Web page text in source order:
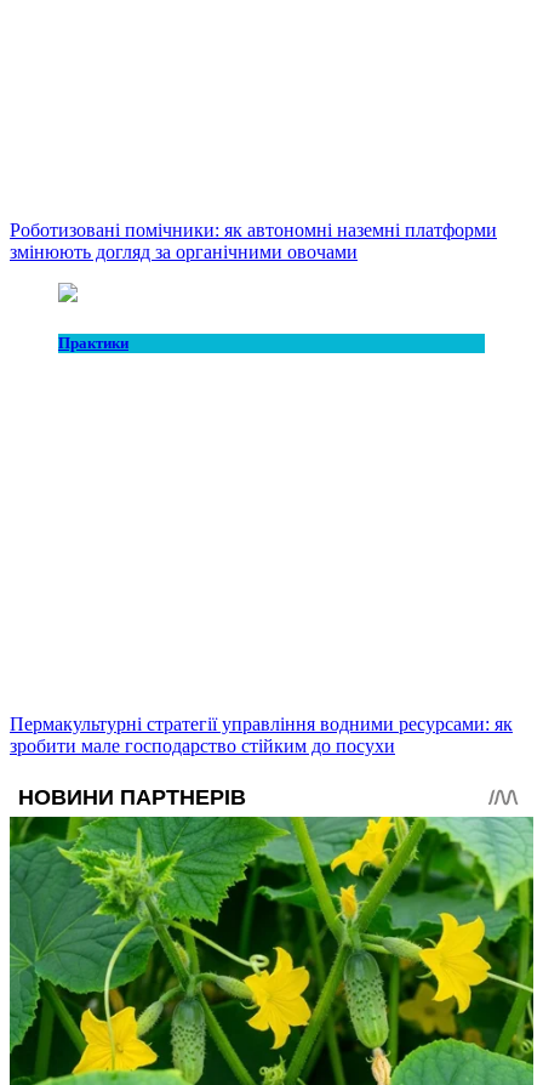
Роботизовані помічники: як автономні наземні платформи
змінюють догляд за органічними овочами
Практики
Пермакультурні стратегії управління водними ресурсами: як
зробити мале господарство стійким до посухи